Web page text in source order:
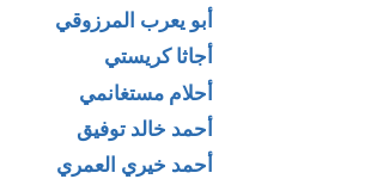
أبو يعرب المرزوقي
أجاثا كريستي
أحلام مستغانمي
أحمد خالد توفيق
أحمد خيري العمري